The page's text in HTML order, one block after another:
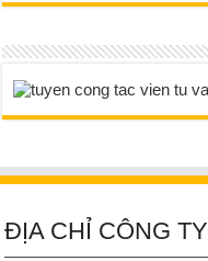
ĐỊA CHỈ CÔNG TY